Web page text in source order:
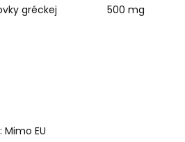
gréckej 500 mg
EU